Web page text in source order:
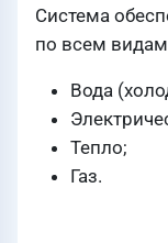
Система
по всем
Вода
Тепло;
Газ.